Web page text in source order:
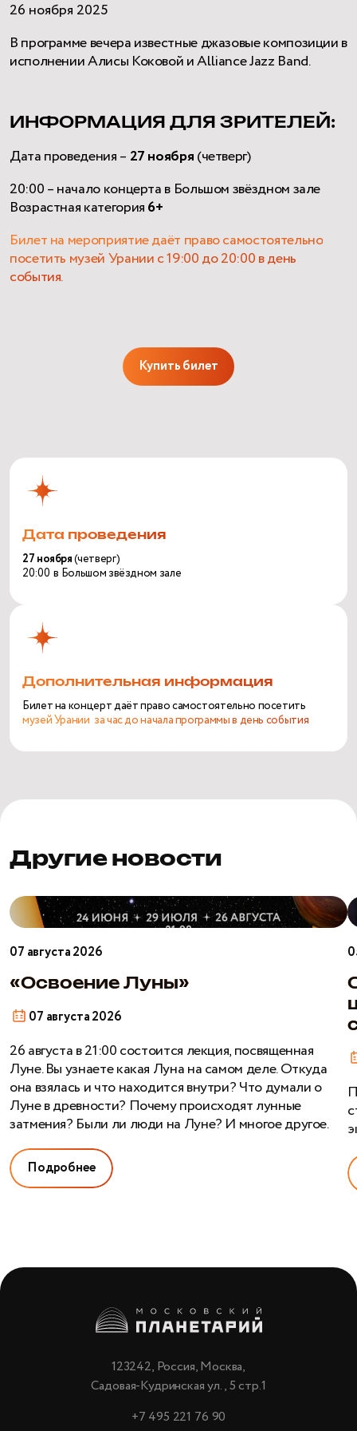
26 ноября 2025
В программе вечера известные джазовые композиции в
исполнении Алисы Коковой и Alliance Jazz Band.
ИНФОРМАЦИЯ ДЛЯ ЗРИТЕЛЕЙ:
Дата проведения – 27 ноября(четверг)
20:00 – начало концерта в Большом звёздном зале
Возрастная категория6+
Билет на мероприятие даёт право самостоятельно
посетить музей Урании с 19:00 до 20:00 в день
события.
Купить билет
Дата проведения
27 ноября(четверг)
20:00 в Большом звёздном зале
Дополнительная информация
Билет на концерт даёт право самостоятельно посетить
музей Урании за час до начала программы в день события
Другие новости
«Освоение
Луны»
07 августа 2026
«Освоение Луны»
07 августа 2026
26 августа в 21:00 состоится лекция, посвященная
Луне. Вы узнаете какая Луна на самом деле. Откуда
она взялась и что находится внутри? Что думали о
Луне в древности? Почему происходят лунные
затмения? Были ли люди на Луне? И многое другое.
Подробнее
123242, Россия, Москва,
Садовая-Кудринская ул., 5 стр.1
+7 495 221 76 90